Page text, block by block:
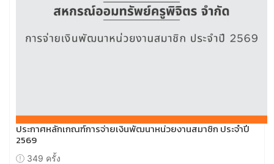
ประกาศหลักเกณฑ์การจ่ายเงินพัฒนาหน่วยงานสมาชิก ประจำปี
2569
349 ครั้ง